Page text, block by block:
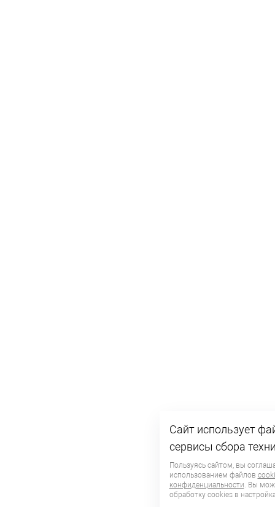
Сайт использует
сервисы сбора
Пользуясь сайтом, вы
использованием файлов
конфиденциальности. Вы
обработку сookies в